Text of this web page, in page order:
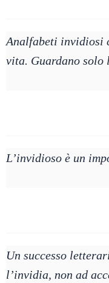
Analfabeti invidiosi
vita. Guardano solo
L’invidioso è un
Un successo
l’invidia, non ad